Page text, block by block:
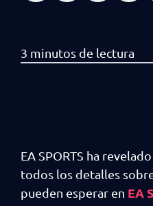
EA SPORTS ha
todos los detalles
pueden esperar en EA